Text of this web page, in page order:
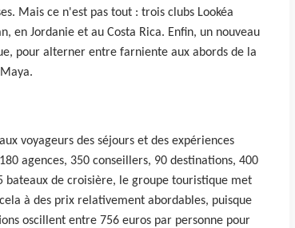
Mais ce n'est pas tout : trois clubs Lookéa
en Jordanie et au Costa Rica. Enfin, un nouveau
pour alterner entre farniente aux abords de la
voyageurs des séjours et des expériences
agences, 350 conseillers, 90 destinations, 400
bateaux de croisière, le groupe touristique met
à des prix relativement abordables, puisque
oscillent entre 756 euros par personne pour